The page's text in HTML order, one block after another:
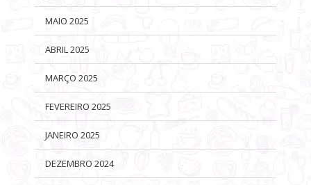
MAIO 2025
ABRIL 2025
MARÇO 2025
FEVEREIRO 2025
JANEIRO 2025
DEZEMBRO 2024